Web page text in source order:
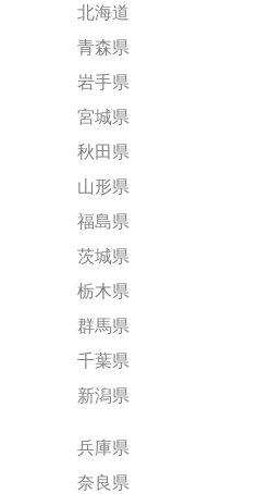
北海道
青森県
岩手県
宮城県
秋田県
山形県
福島県
茨城県
栃木県
群馬県
千葉県
新潟県
兵庫県
奈良県